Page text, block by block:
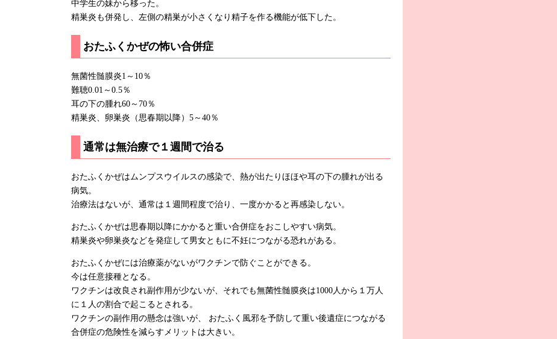
中学生の妹から移った。
精巣炎も併発し、左側の精巣が小さくなり精子を作る機能が低下した。
おたふくかぜの怖い合併症
無菌性髄膜炎1～10％
難聴0.01～0.5％
耳の下の腫れ60～70％
精巣炎、卵巣炎（思春期以降）5～40％
通常は無治療で１週間で治る
おたふくかぜはムンプスウイルスの感染で、熱が出たりほほや耳の下の腫れが出る
病気。
治療法はないが、通常は１週間程度で治り、一度かかると再感染しない。
おたふくかぜは思春期以降にかかると重い合併症をおこしやすい病気。
精巣炎や卵巣炎などを発症して男女ともに不妊につながる恐れがある。
おたふくかぜには治療薬がないがワクチンで防ぐことができる。
今は任意接種となる。
ワクチンは改良され副作用が少ないが、それでも無菌性髄膜炎は1000人から１万人
に１人の割合で起こるとされる。
ワクチンの副作用の懸念は強いが、 おたふく風邪を予防して重い後遺症につながる
合併症の危険性を減らすメリットは大きい。